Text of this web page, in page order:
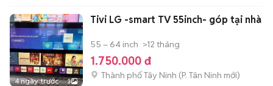
4 ngày trước 3
Tivi LG -smart TV 55inch- góp tại nhà
55 – 64 inch >12 tháng
1.750.000 đ
Thành phố Tây Ninh (P. Tân Ninh mới)